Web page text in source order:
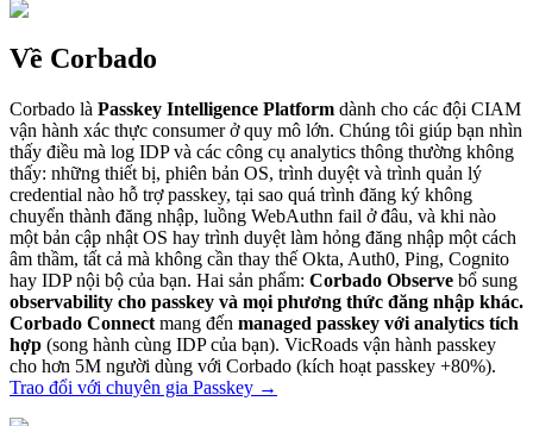
Về Corbado
Corbado là Passkey Intelligence Platform dành cho các đội CIAM
vận hành xác thực consumer ở quy mô lớn. Chúng tôi giúp bạn nhìn
thấy điều mà log IDP và các công cụ analytics thông thường không
thấy: những thiết bị, phiên bản OS, trình duyệt và trình quản lý
credential nào hỗ trợ passkey, tại sao quá trình đăng ký không
chuyển thành đăng nhập, luồng WebAuthn fail ở đâu, và khi nào
một bản cập nhật OS hay trình duyệt làm hỏng đăng nhập một cách
âm thầm, tất cả mà không cần thay thế Okta, Auth0, Ping, Cognito
hay IDP nội bộ của bạn. Hai sản phẩm: Corbado Observe bổ sung
observability cho passkey và mọi phương thức đăng nhập khác.
Corbado Connect mang đến managed passkey với analytics tích
hợp (song hành cùng IDP của bạn). VicRoads vận hành passkey
cho hơn 5M người dùng với Corbado (kích hoạt passkey +80%).
Trao đổi với chuyên gia Passkey →